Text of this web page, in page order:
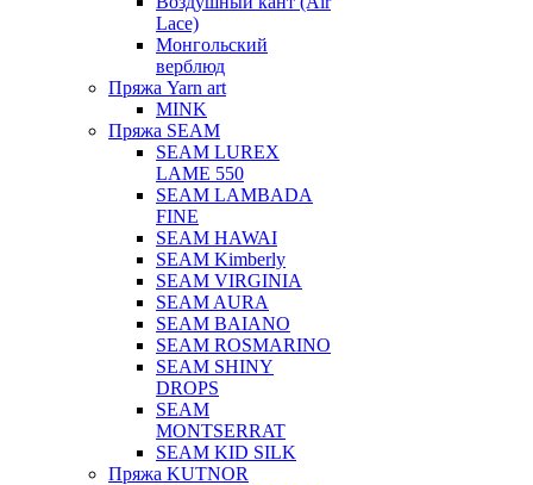
Lace)
Монгольский
верблюд
Пряжа Yarn art
MINK
Пряжа SEAM
SEAM LUREX
LAME 550
SEAM LAMBADA
FINE
SEAM HAWAI
SEAM Kimberly
SEAM VIRGINIA
SEAM AURA
SEAM BAIANO
SEAM ROSMARINO
SEAM SHINY
DROPS
SEAM
MONTSERRAT
SEAM KID SILK
Пряжа KUTNOR